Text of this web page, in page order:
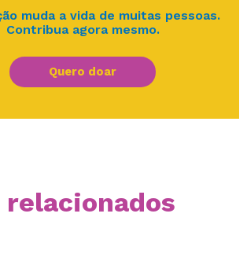
muda a vida de muitas pessoas.
Contribua agora mesmo.
Quero doar